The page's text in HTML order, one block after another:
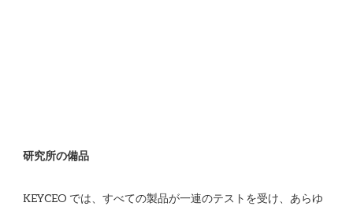
KEYCEO では、すべての製品が一連のテストを受け、あらゆ